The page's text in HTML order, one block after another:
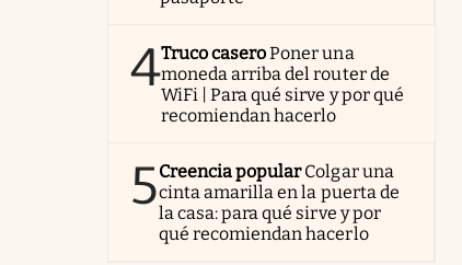
4Truco caseroPoner una
moneda arriba del router de
WiFi | Para qué sirve y por qué
recomiendan hacerlo
5Creencia popularColgar una
cinta amarilla en la puerta de
la casa: para qué sirve y por
qué recomiendan hacerlo